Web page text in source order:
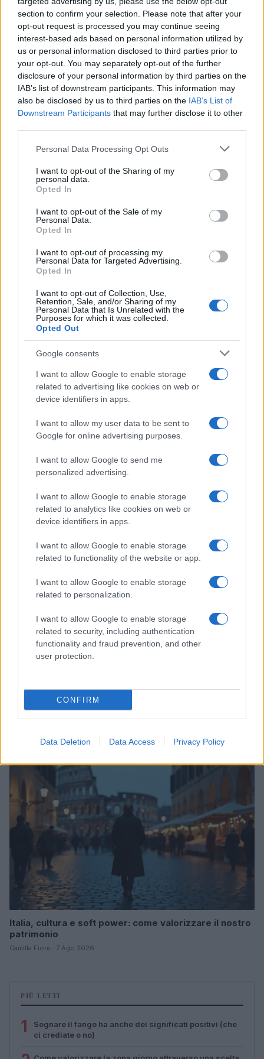
section to confirm your selection. Please note that after your
opt-out request is processed you may continue seeing
interest-based ads based on personal information utilized by
us or personal information disclosed to third parties prior to
your opt-out. You may separately opt-out of the further
disclosure of your personal information by third parties on the
IAB’s list of downstream participants. This information may
also be disclosed by us to third parties on the IAB’s List of
Downstream Participants that may further disclose it to other
Please note that this website/app uses one or more Google
not limited to your visit or usage behaviour. You may click to
grant or deny consent to Google and its third-party tags to
use your data for below specified purposes in below Google
consent section.
Personal Data Processing Opt Outs
I want to opt-out of the Sharing of my
personal data.
Opted In
I want to opt-out of the Sale of my
Personal Data.
Opted In
I want to opt-out of processing my
Personal Data for Targeted Advertising.
Opted In
I want to opt-out of Collection, Use,
Retention, Sale, and/or Sharing of my
Personal Data that Is Unrelated with the
Purposes for which it was collected.
Opted Out
Google consents
I want to allow Google to enable storage
related to advertising like cookies on web or
device identifiers in apps.
I want to allow my user data to be sent to
Google for online advertising purposes.
I want to allow Google to send me
personalized advertising.
I want to allow Google to enable storage
related to analytics like cookies on web or
device identifiers in apps.
I want to allow Google to enable storage
related to functionality of the website or app.
I want to allow Google to enable storage
related to personalization.
I want to allow Google to enable storage
related to security, including authentication
functionality and fraud prevention, and other
user protection.
CONFIRM
Data Deletion Data Access Privacy Policy
Continua a leggere
LIFESTYLE
Scopri Rocca San Giovanni, il borgo abruzzese tra
mare e storia
Cristian Castiglioni · 8 Ago 2026
LIFESTYLE
Zalando Visionary Award: INSTITUTION di Galib
Gassanoff vince a Copenhagen
Italia, cultura e soft power: come valorizzare il nostro
patrimonio
Camilla Fiore · 7 Ago 2026
PIÙ LETTI
1
Sognare il fango ha anche dei significati positivi (che
ci crediate o no)